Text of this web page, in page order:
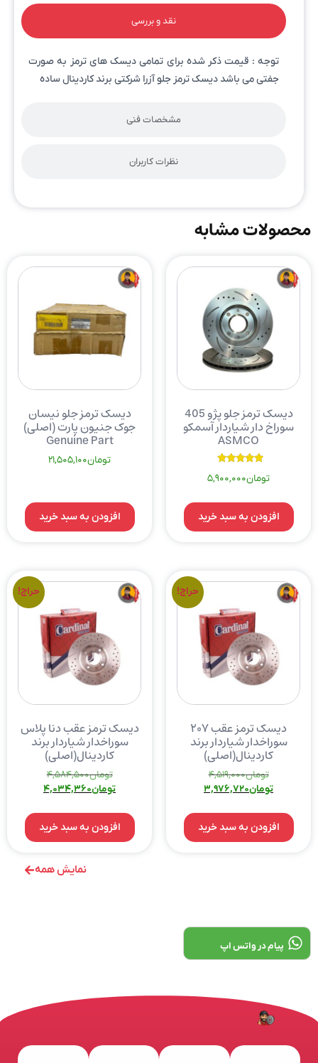
نقد و بررسی
مشخصات فنی
نظرات کاربران
توجه : قیمت ذکر شده برای تمامی دیسک های ترمز به صورت
جفتی می باشد دیسک ترمز جلو آزرا شرکتی برند کاردینال ساده
نمایش همه
محصولات مشابه
دیسک ترمز جلو پژو 405
سوراخ دار شیاردار آسمکو
ASMCO
5.00تومان5,900,000
افزودن به سبد خرید
دیسک ترمز جلو نیسان
جوک جنیون پارت (اصلی)
Genuine Part
تومان21,505,100
افزودن به سبد خرید
حراج!
دیسک ترمز عقب ۲۰۷
سوراخدار شیاردار برند
کاردینال(اصلی)
تومان4,519,000
تومان3,976,720
افزودن به سبد خرید
حراج!
دیسک ترمز عقب دنا پلاس
سوراخدار شیاردار برند
کاردینال(اصلی)
تومان4,584,500
تومان4,034,360
افزودن به سبد خرید
پیام در واتس اپ